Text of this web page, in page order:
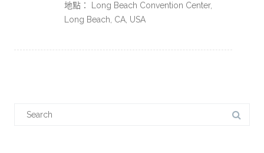
地點： Long Beach Convention Center,
Long Beach, CA, USA